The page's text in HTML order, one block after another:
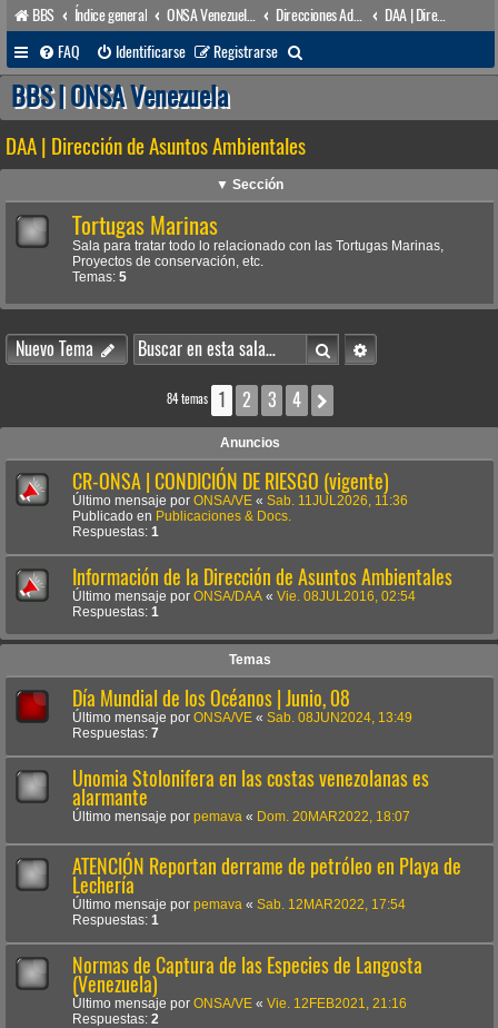
BBS Índice general Direcciones Administrativas
DAA | Dirección de Asuntos Ambientales
FAQ
Identificarse Registrarse
u
c
a
r
BBS | ONSA Venezuela
DAA | Dirección de Asuntos Ambientales
▼ Sección
Tortugas Marinas
Sala para tratar todo lo relacionado con las Tortugas Marinas,
Proyectos de conservación, etc.
Temas: 5
Nuevo Tema BuscarBúsqueda avanzada
84 temas 1 2 3 4
Anuncios
CR-ONSA | CONDICIÓN DE RIESGO (vigente)
Último mensaje por ONSA/VE « Sab. 11JUL2026, 11:36
Publicado en Publicaciones & Docs.
Respuestas: 1
Información de la Dirección de Asuntos Ambientales
Último mensaje por ONSA/DAA « Vie. 08JUL2016, 02:54
Respuestas: 1
Temas
Día Mundial de los Océanos | Junio, 08
Último mensaje por ONSA/VE « Sab. 08JUN2024, 13:49
Respuestas: 7
Unomia Stolonifera en las costas venezolanas es
alarmante
Último mensaje por pemava « Dom. 20MAR2022, 18:07
ATENCIÓN Reportan derrame de petróleo en Playa de
Lechería
Último mensaje por pemava « Sab. 12MAR2022, 17:54
Respuestas: 1
Normas de Captura de las Especies de Langosta
(Venezuela)
Último mensaje por ONSA/VE « Vie. 12FEB2021, 21:16
Respuestas: 2